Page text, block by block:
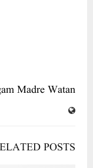
Madre Watan
POSTS